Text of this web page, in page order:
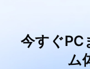
今すぐPC
ム